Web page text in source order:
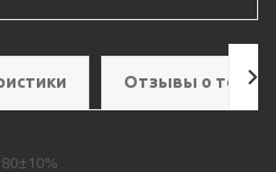
Отзывы о